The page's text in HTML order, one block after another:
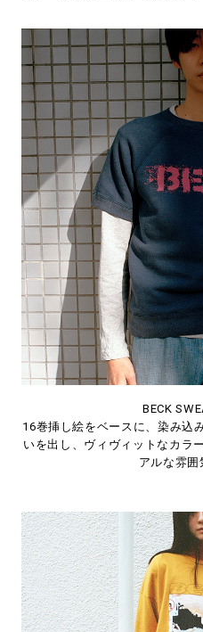
BECK
16巻挿し絵をベースに、染み込
いを出し、ヴィヴィットなカラ
アルな雰囲